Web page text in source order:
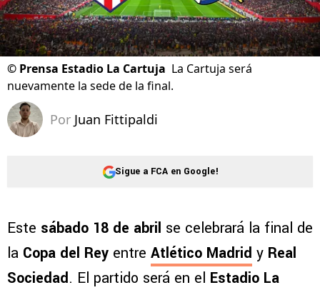
© Prensa Estadio La Cartuja La Cartuja será
nuevamente la sede de la final.
Por Juan Fittipaldi
Sigue a FCA en Google!
Este sábado 18 de abril se celebrará la final de
la Copa del Rey entre Atlético Madrid y Real
Sociedad. El partido será en el Estadio La